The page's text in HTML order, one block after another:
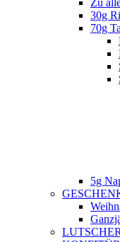
Zu
30g
70g
5g
LUTSCHER